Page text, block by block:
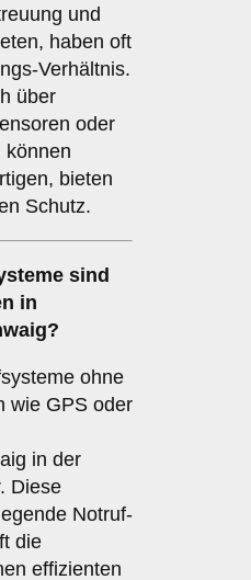
und
haben oft
Verhältnis.
über
oder
können
bieten
Schutz.
sind
in
ohne
wie GPS oder
in der
Diese
Notruf-
die
effizienten